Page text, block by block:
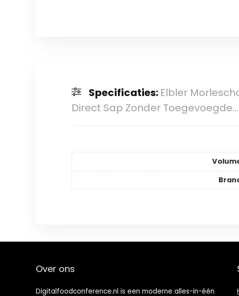
Specificaties: Elbler
Direct Sap Zonder Toegevoegde…
Over ons
Digitalfoodconference.nl is een moderne alles-in-één